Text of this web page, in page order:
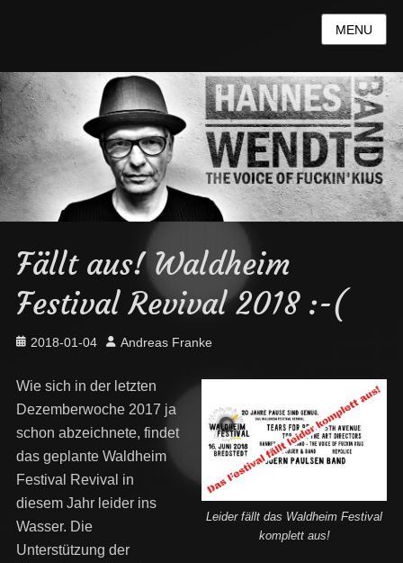
MENU
Fällt aus! Waldheim
Festival Revival 2018 :-(
Posted
2018-01-04 Author
Andreas Franke
Leider fällt das Waldheim Festival
komplett aus!
Wie sich in der letzten
Dezemberwoche 2017 ja
schon abzeichnete, findet
das geplante Waldheim
Festival Revival in
diesem Jahr leider ins
Wasser. Die
Unterstützung der